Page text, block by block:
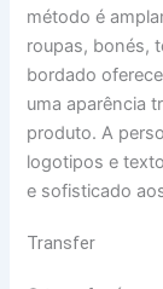
método é
roupas, bonés,
bordado
uma aparência
produto. A
logotipos e
e sofisticado
Transfer